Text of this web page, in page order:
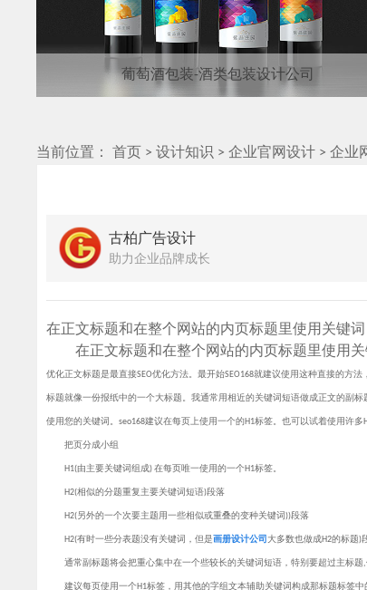
葡萄酒包装-酒类包装设计公司
当前位置： 首页 >设计知识 >企业官网设计 >企业
古柏广告设计
助力企业品牌成长
在正文标题和在整个网站的内页标题里使用关键
在正文标题和在整个网站的内页标题里使用关
优化正文标题是最直接SEO优化方法。最开始SEO168就建议使用这种直接的方法，
标题就像一份报纸中的一个大标题。我通常用相近的关键词短语做成正文的副
使用您的关键词。seo168建议在每页上使用一个的H1标签。也可以试着使用许多
把页分成小组
H1(由主要关键词组成) 在每页唯一使用的一个H1标签。
H2(相似的分题重复主要关键词短语)段落
H2(另外的一个次要主题用一些相似或重叠的变种关键词))段落
H2(有时一些分表题没有关键词，但是画册设计公司 大多数也做成H2的标题)
通常副标题将会把重心集中在一个些较长的关键词短语，特别要超过主标题,
建议每页使用一个H1标签，用其他的字组文本辅助关键词构成那标题标签中